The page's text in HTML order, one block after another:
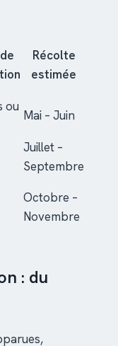
Récolte
estimée
ou
Mai – Juin
Juillet –
Septembre
Octobre –
Novembre
: du